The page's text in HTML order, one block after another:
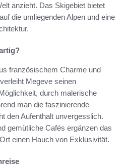
anzieht. Das Skigebiet bietet
die umliegenden Alpen und eine
französischem Charme und
Megeve seinen
durch malerische
man die faszinierende
den Aufenthalt unvergesslich.
gemütliche Cafés ergänzen das
einen Hauch von Exklusivität.